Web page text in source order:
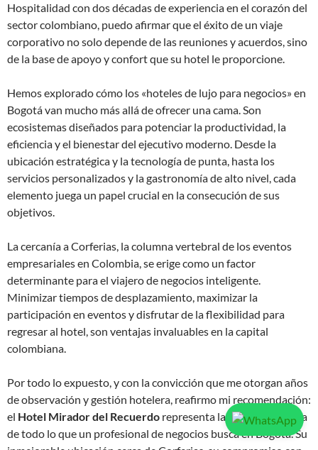
Hospitalidad con dos décadas de experiencia en el corazón del
sector colombiano, puedo afirmar que el éxito de un viaje
corporativo no solo depende de las reuniones y acuerdos, sino
de la base de apoyo y confort que su hotel le proporcione.
Hemos explorado cómo los «hoteles de lujo para negocios» en
Bogotá van mucho más allá de ofrecer una cama. Son
ecosistemas diseñados para potenciar la productividad, la
eficiencia y el bienestar del ejecutivo moderno. Desde la
ubicación estratégica y la tecnología de punta, hasta los
servicios personalizados y la gastronomía de alto nivel, cada
elemento juega un papel crucial en la consecución de sus
objetivos.
La cercanía a Corferias, la columna vertebral de los eventos
empresariales en Colombia, se erige como un factor
determinante para el viajero de negocios inteligente.
Minimizar tiempos de desplazamiento, maximizar la
participación en eventos y disfrutar de la flexibilidad para
regresar al hotel, son ventajas invaluables en la capital
colombiana.
Por todo lo expuesto, y con la convicción que me otorgan años
de observación y gestión hotelera, reafirmo mi recomendación:
el Hotel Mirador del Recuerdo representa la síntesis perfecta
de todo lo que un profesional de negocios busca en Bogotá. Su